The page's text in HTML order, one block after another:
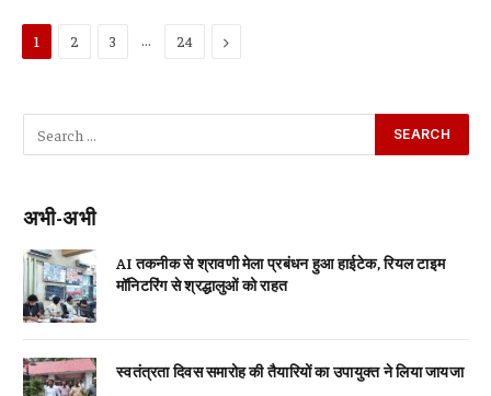
1 2 3 … 24 Next
अभी-अभी
AI तकनीक से श्रावणी मेला प्रबंधन हुआ हाईटेक, रियल टाइम
मॉनिटरिंग से श्रद्धालुओं को राहत
स्वतंत्रता दिवस समारोह की तैयारियों का उपायुक्त ने लिया जायजा